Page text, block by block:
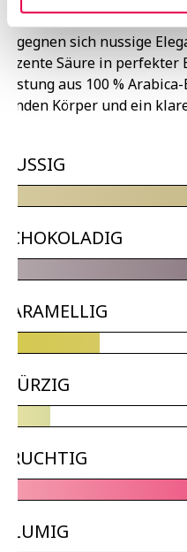
Im Kaffee PERU Bio + Fair
begegnen sich nussige
dezente Säure in
Röstung aus 100 %
runden Körper und ein
NUSSIG
SCHOKOLADIG
KARAMELLIG
WÜRZIG
FRUCHTIG
BLUMIG